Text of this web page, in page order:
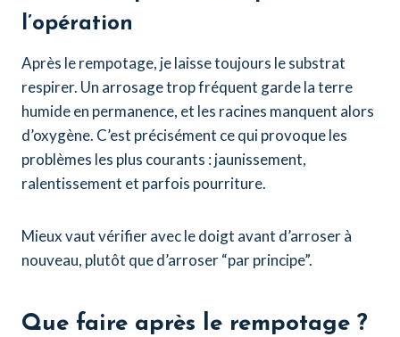
l’opération
Après le rempotage, je laisse toujours le substrat
respirer. Un arrosage trop fréquent garde la terre
humide en permanence, et les racines manquent alors
d’oxygène. C’est précisément ce qui provoque les
problèmes les plus courants : jaunissement,
ralentissement et parfois pourriture.
Mieux vaut vérifier avec le doigt avant d’arroser à
nouveau, plutôt que d’arroser “par principe”.
Que faire après le rempotage ?